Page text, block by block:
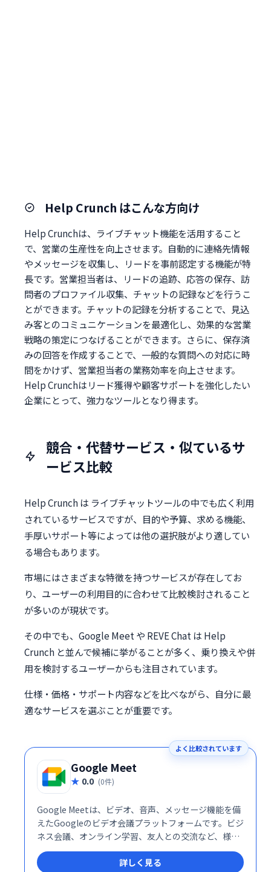
Help Crunch はこんな方向け
Help Crunchは、ライブチャット機能を活用すること
で、営業の生産性を向上させます。自動的に連絡先情報
やメッセージを収集し、リードを事前認定する機能が特
長です。営業担当者は、リードの追跡、応答の保存、訪
問者のプロファイル収集、チャットの記録などを行うこ
とができます。チャットの記録を分析することで、見込
み客とのコミュニケーションを最適化し、効果的な営業
戦略の策定につなげることができます。さらに、保存済
みの回答を作成することで、一般的な質問への対応に時
間をかけず、営業担当者の業務効率を向上させます。
Help Crunchはリード獲得や顧客サポートを強化したい
企業にとって、強力なツールとなり得ます。
競合・代替サービス・似ているサ
ービス比較
Help Crunch は ライブチャットツールの中でも広く利用
されているサービスですが、目的や予算、求める機能、
手厚いサポート等によっては他の選択肢がより適してい
る場合もあります。
市場にはさまざまな特徴を持つサービスが存在してお
り、ユーザーの利用目的に合わせて比較検討されること
が多いのが現状です。
その中でも、Google Meet や REVE Chat は Help
Crunch と並んで候補に挙がることが多く、乗り換えや併
用を検討するユーザーからも注目されています。
仕様・価格・サポート内容などを比べながら、自分に最
適なサービスを選ぶことが重要です。
よく比較されています
Google Meet
0.0 (0件)
Google Meetは、ビデオ、音声、メッセージ機能を備
えたGoogleのビデオ会議プラットフォームです。ビジ
ネス会議、オンライン学習、友人との交流など、様々
なシーンで活用できます。シンプルで高機能なインタ
ーフェースで、スムーズなコミュニケーションを実
詳しく見る